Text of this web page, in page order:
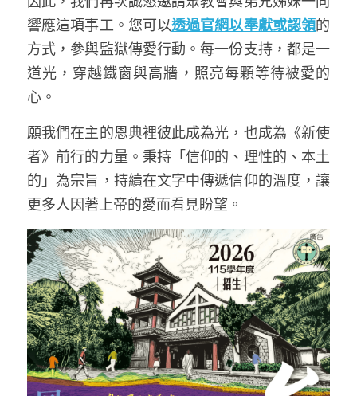
響應這項事工。您可以透過官網以奉獻或認領的
方式，參與監獄傳愛行動。每一份支持，都是一
道光，穿越鐵窗與高牆，照亮每顆等待被愛的
心。
願我們在主的恩典裡彼此成為光，也成為《新使
者》前行的力量。秉持「信仰的、理性的、本土
的」為宗旨，持續在文字中傳遞信仰的溫度，讓
更多人因著上帝的愛而看見盼望。